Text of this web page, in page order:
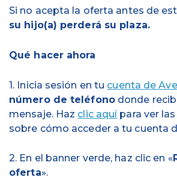
Si no acepta la oferta antes de
su hijo(a) perderá su plaza.
Qué hacer ahora
1. Inicia sesión en tu cuenta de
número de teléfonodonde
mensaje. Haz clic aquípara ver
sobre cómo acceder a tu cuenta
2. En el banner verde, haz clic en «
oferta».